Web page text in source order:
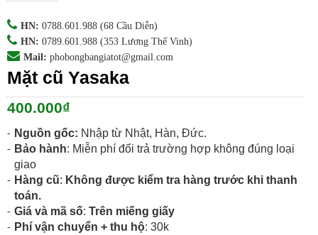
HN: 0788.601.988 (68 Cầu Diễn)
HN: 0789.601.988 (353 Lương Thế Vinh)
Mail: phobongbangiatot@gmail.com
Mặt cũ Yasaka
400.000₫
Nguồn gốc: Nhập từ Nhật, Hàn, Đức.
Bảo hành: Miễn phí đổi trả trường hợp không đúng loại
giao
Hàng cũ: Không được kiểm tra hàng trước khi thanh
toán.
Giá và mã số: Trên miếng giấy
Phí vận chuyển + thu hộ: 30k